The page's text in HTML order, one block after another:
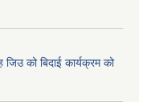
को बिदाई कार्यक्रम को